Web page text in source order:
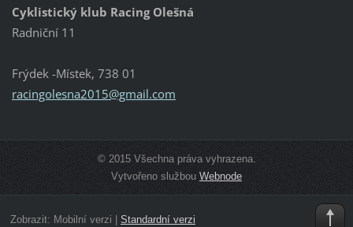
Cyklistický klub Racing Olešná
Radniční 11
Frýdek -Místek, 738 01
racingolesna2015@gmail.com
© 2015 Všechna práva vyhrazena.
Vytvořeno službou Webnode
Zobrazit: Mobilní verzi Standardní verzi